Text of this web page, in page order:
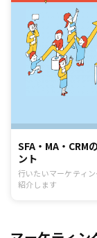
SFA・MA・CRM
ント
行いたいマーケティ
紹介します